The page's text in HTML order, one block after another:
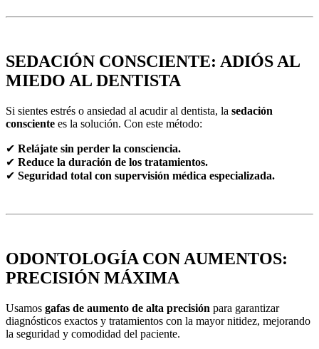
SEDACIÓN CONSCIENTE: ADIÓS AL
MIEDO AL DENTISTA
Si sientes estrés o ansiedad al acudir al dentista, la sedación
consciente es la solución. Con este método:
✔ Relájate sin perder la consciencia.
✔ Reduce la duración de los tratamientos.
✔ Seguridad total con supervisión médica especializada.
ODONTOLOGÍA CON AUMENTOS:
PRECISIÓN MÁXIMA
Usamos gafas de aumento de alta precisión para garantizar
diagnósticos exactos y tratamientos con la mayor nitidez, mejorando
la seguridad y comodidad del paciente.